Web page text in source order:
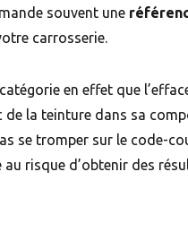
souvent une
carrosserie.
en effet que
de la teinture dans sa
se tromper sur le code-
risque d’obtenir des